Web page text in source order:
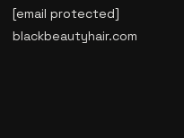
[email protected]
blackbeautyhair.com